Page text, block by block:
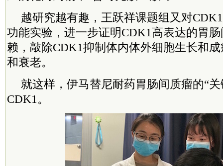
越研究越有趣，王跃祥课题组又对
功能实验，进一步证明CDK1高表达的胃
赖，敲除CDK1抑制体内体外细胞生长和
和衰老。
就这样，伊马替尼耐药胃肠间质瘤的“
CDK1。